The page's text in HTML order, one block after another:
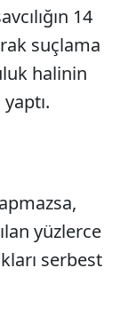
14
suçlama
halinin
yüzlerce
serbest